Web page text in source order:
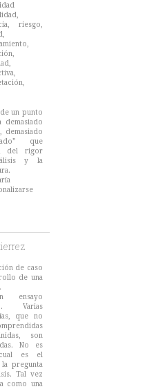
riesgo,
de un punto
demasiado
demasiado
que
del rigor
y la
de caso
de una
ensayo
Varias
que no
son
No es
es el
pregunta
Tal vez
como una